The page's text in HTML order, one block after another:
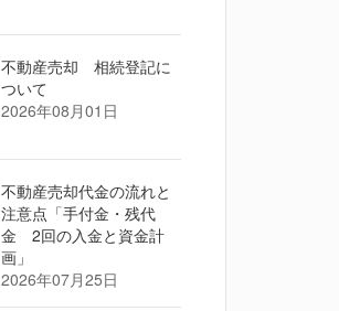
不動産売却 相続登記に
ついて
2026年08月01日
不動産売却代金の流れと
注意点「手付金・残代
金 2回の入金と資金計
画」
2026年07月25日